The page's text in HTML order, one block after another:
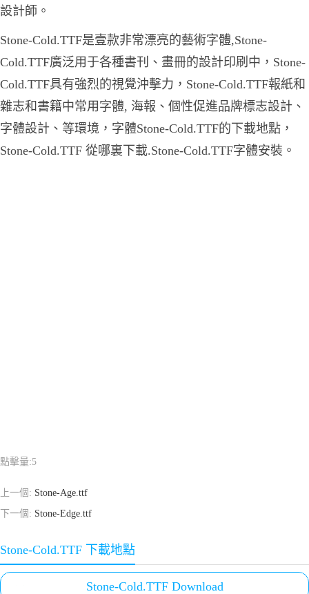
設計師。
Stone-Cold.TTF是壹款非常漂亮的藝術字體,Stone-
Cold.TTF廣泛用于各種書刊、畫冊的設計印刷中，Stone-
Cold.TTF具有強烈的視覺沖擊力，Stone-Cold.TTF報紙和
雜志和書籍中常用字體, 海報、個性促進品牌標志設計、
字體設計、等環境，字體Stone-Cold.TTF的下載地點，
Stone-Cold.TTF 從哪裏下載.Stone-Cold.TTF字體安裝。
點擊量:5
上一個: Stone-Age.ttf
下一個: Stone-Edge.ttf
Stone-Cold.TTF 下載地點
Stone-Cold.TTF Download